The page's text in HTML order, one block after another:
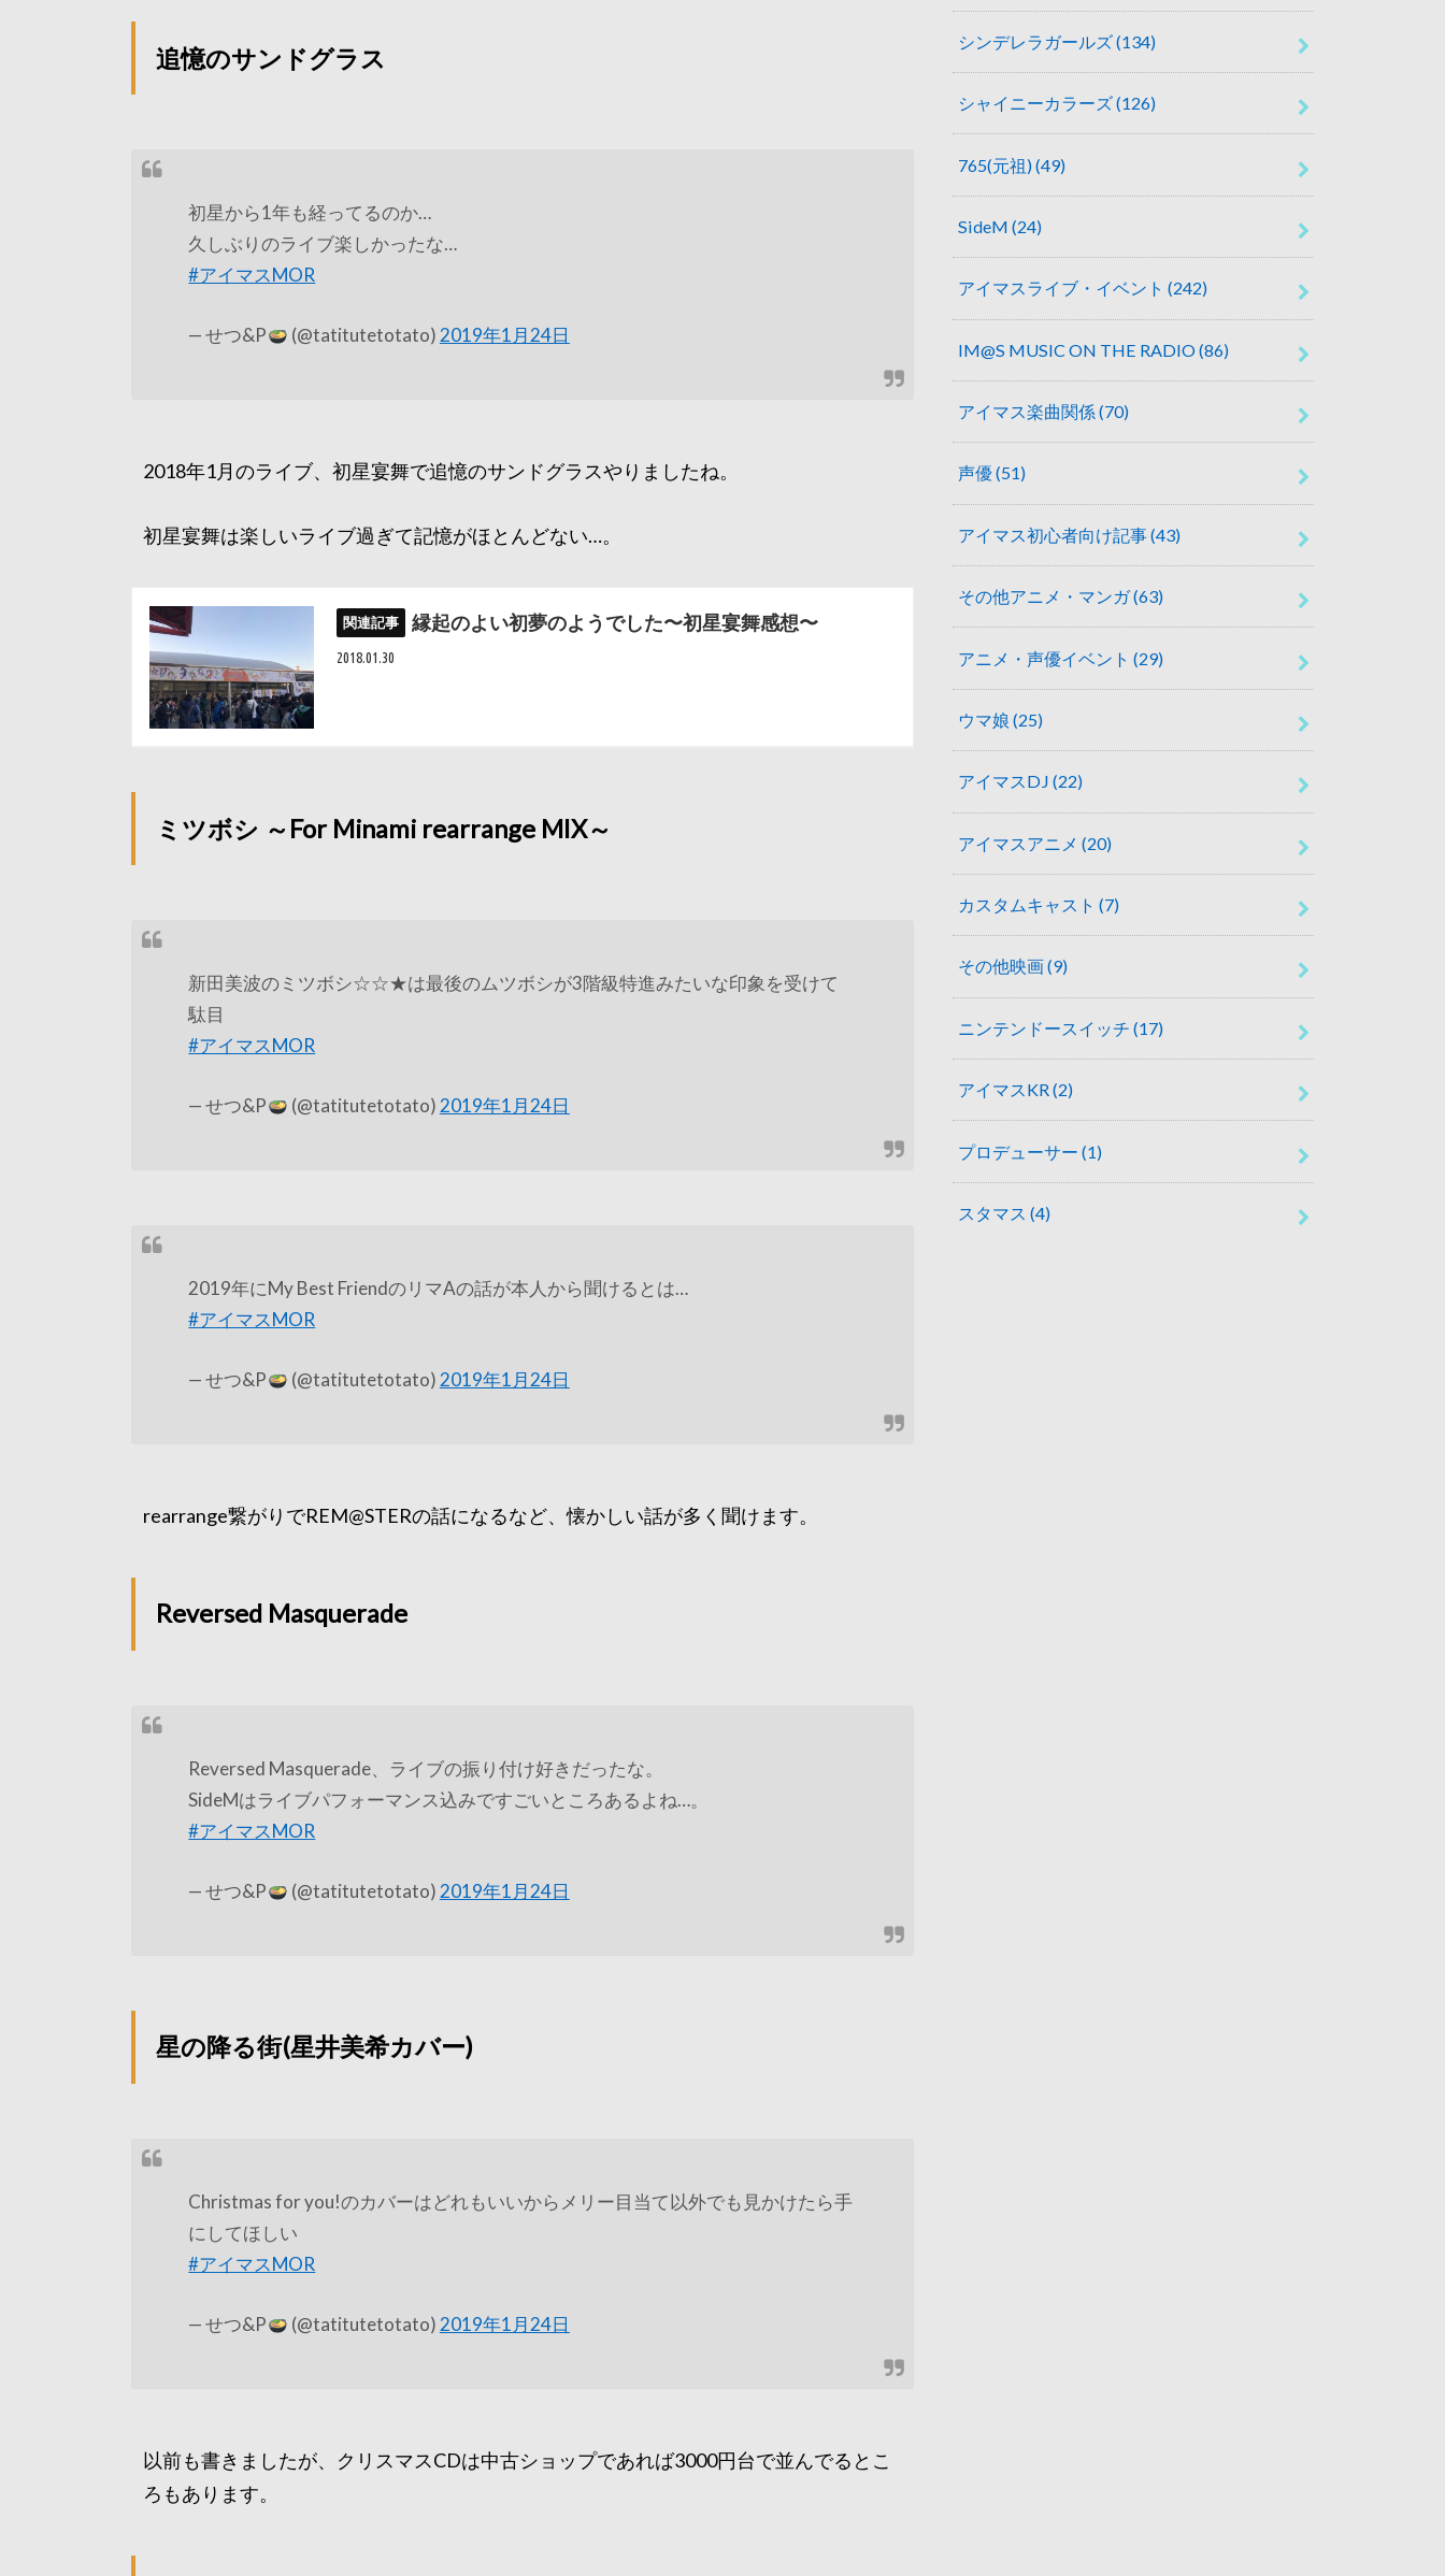
追憶のサンドグラス
初星から1年も経ってるのか…
久しぶりのライブ楽しかったな…
#アイマスMOR
— せつ&P (@tatitutetotato)2019年1月24日
2018年1月のライブ、初星宴舞で追憶のサンドグラスやりましたね。
初星宴舞は楽しいライブ過ぎて記憶がほとんどない…。
縁起のよい初夢のようでした〜初星宴舞感想〜
2018.01.30
ミツボシ ～For Minami rearrange MIX～
新田美波のミツボシ☆☆★は最後のムツボシが3階級特進みたいな印象を受けて
駄目
#アイマスMOR
— せつ&P (@tatitutetotato)2019年1月24日
2019年にMy Best FriendのリマAの話が本人から聞けるとは…
#アイマスMOR
— せつ&P (@tatitutetotato)2019年1月24日
rearrange繋がりでREM@STERの話になるなど、懐かしい話が多く聞けます。
Reversed Masquerade
Reversed Masquerade、ライブの振り付け好きだったな。
SideMはライブパフォーマンス込みですごいところあるよね…。
#アイマスMOR
— せつ&P (@tatitutetotato)2019年1月24日
星の降る街(星井美希カバー)
Christmas for you!のカバーはどれもいいからメリー目当て以外でも見かけたら手
にしてほしい
#アイマスMOR
— せつ&P (@tatitutetotato) 2019年1月24日
以前も書きましたが、クリスマスCDは中古ショップであれば3000円台で並んでるとこ
ろもあります。
シンデレラガールズ(134)
シャイニーカラーズ(126)
765(元祖)(49)
SideM (24)
アイマスライブ・イベント (242)
IM@S MUSIC ON THE RADIO(86)
アイマス楽曲関係(70)
声優(51)
アイマス初心者向け記事(43)
その他アニメ・マンガ(63)
アニメ・声優イベント (29)
ウマ娘 (25)
アイマスDJ (22)
アイマスアニメ (20)
カスタムキャスト (7)
その他映画(9)
ニンテンドースイッチ (17)
アイマスKR(2)
プロデューサー (1)
スタマス (4)